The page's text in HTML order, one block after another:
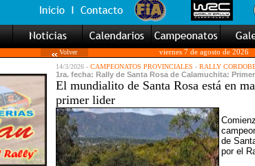
Volver viernes 7 de agosto de 2026
14/3/2026 - CAMPEONATOS PROVINCIALES - RALLY
1ra. fecha: Rally de Santa Rosa de Calamuchita:
El mundialito de Santa Rosa está en
primer lider
de
por el